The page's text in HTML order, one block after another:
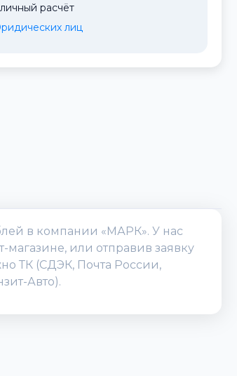
расчёт
лиц
в компании «МАРК». У нас
или отправив заявку
ТК (СДЭК, Почта России,
Авто).